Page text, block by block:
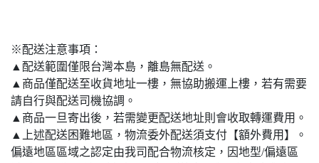
※配送注意事項：
▲配送範圍僅限台灣本島，離島無配送。
▲商品僅配送至收貨地址一樓，無協助搬運上樓，若有需要
請自行與配送司機協調。
▲商品一旦寄出後，若需變更配送地址則會收取轉運費用。
▲上述配送困難地區，物流委外配送須支付【額外費用】。
偏遠地區區域之認定由我司配合物流核定，因地型/偏遠區